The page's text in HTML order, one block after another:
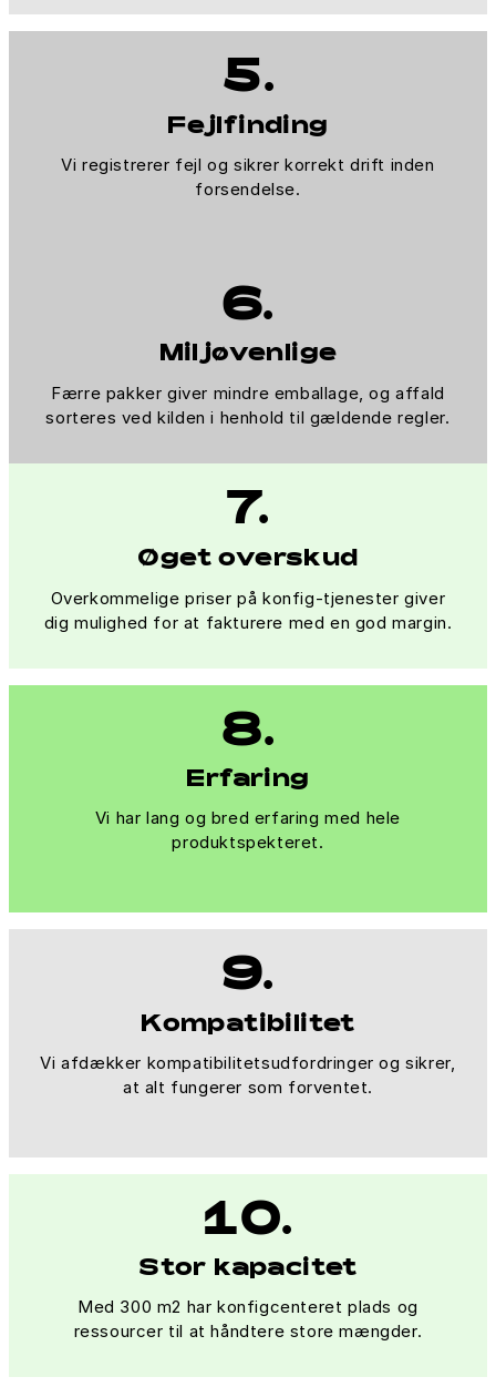
5.
Fejlfinding
Vi registrerer fejl og sikrer korrekt drift inden
forsendelse.
6.
Miljøvenlige
Færre pakker giver mindre emballage, og affald
sorteres ved kilden i henhold til gældende regler.
7.
Øget overskud
Overkommelige priser på konfig-tjenester giver
dig mulighed for at fakturere med en god margin.
8.
Erfaring
Vi har lang og bred erfaring med hele
produktspekteret.
9.
Kompatibilitet
Vi afdækker kompatibilitetsudfordringer og sikrer,
at alt fungerer som forventet.
10.
Stor kapacitet
Med 300 m2 har konfigcenteret plads og
ressourcer til at håndtere store mængder.